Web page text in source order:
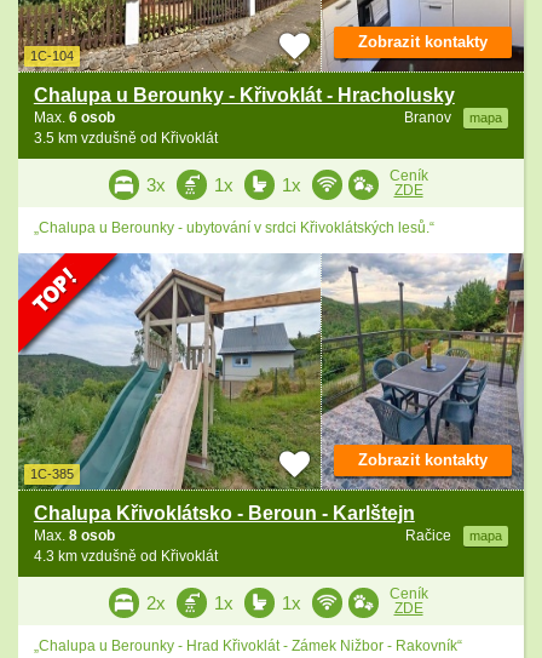
1C-104
Chalupa u Berounky - Křivoklát - Hracholusky
Branov mapa
Max. 6 osob
3.5 km vzdušně od Křivoklát
Zobrazit kontakty
3x 1x 1x
Ceník
ZDE
„Chalupa u Berounky - ubytování v srdci Křivoklátských lesů.“
1C-385
Chalupa Křivoklátsko - Beroun - Karlštejn
Račice mapa
Max. 8 osob
4.3 km vzdušně od Křivoklát
Zobrazit kontakty
2x 1x 1x
Ceník
ZDE
„Chalupa u Berounky - Hrad Křivoklát - Zámek Nižbor - Rakovník“